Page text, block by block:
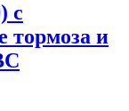
с
тормоза и